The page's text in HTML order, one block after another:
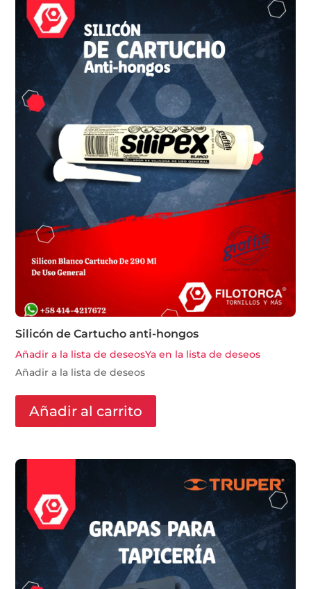
Silicón de Cartucho anti-hongos
Añadir a la lista de deseosYa en la lista de deseos
Añadir a la lista de deseos
Añadir al carrito